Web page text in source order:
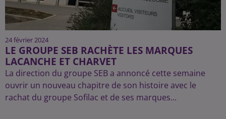
24 février 2024
LE GROUPE SEB RACHÈTE LES MARQUES
LACANCHE ET CHARVET
La direction du groupe SEB a annoncé cette semaine
ouvrir un nouveau chapitre de son histoire avec le
rachat du groupe Sofilac et de ses marques...